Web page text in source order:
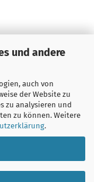
und andere
auch von
der Website zu
zu analysieren und
zu können. Weitere
.